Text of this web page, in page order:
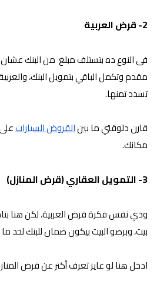
2- قرض العربية
فى النوع ده بتستلف مبلغ من البنك
مقدم وتكمل الباقي بتمويل البنك،
تسدد تمنها.
قارن دلوقتي ما بينالقروض السيارات
مكانك.
3- التمويل العقاري (قرض المنازل)
ودي نفس فكرة قرض العربية، لكن هنا
بيت، وبرضو البيت بيكون ضمان للبنك لحد
ادخل هنا لو عايز تعرف أكتر عن قرض